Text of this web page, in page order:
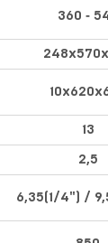
360 ‑
13
2,5
6,35(1/4") /